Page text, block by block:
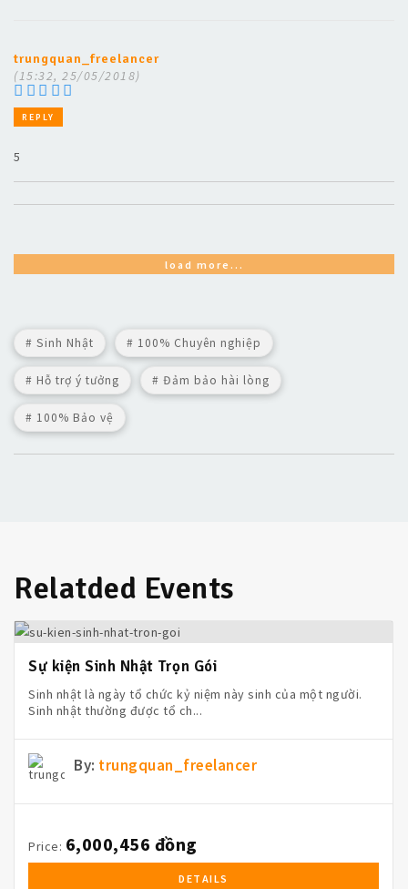
trungquan_freelancer
(15:32, 25/05/2018)
REPLY
5
load more...
# Sinh Nhật # 100% Chuyên nghiệp
# Hỗ trợ ý tưởng # Đảm bảo hài lòng
# 100% Bảo vệ
Relatded Events
Sự kiện Sinh Nhật Trọn Gói
Sinh nhật là ngày tổ chức kỷ niệm này sinh của một người.
Sinh nhật thường được tổ ch...
By: trungquan_freelancer
Price: 6,000,456 đồng
DETAILS